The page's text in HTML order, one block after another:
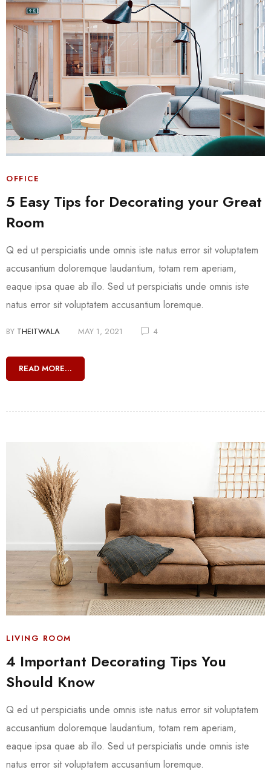
OFFICE
5 Easy Tips for Decorating your Great
Room
Q ed ut perspiciatis unde omnis iste natus error sit voluptatem
accusantium doloremque laudantium, totam rem aperiam,
eaque ipsa quae ab illo. Sed ut perspiciatis unde omnis iste
natus error sit voluptatem accusantium loremque.
BY THEITWALA MAY 1, 2021 4
READ MORE...
LIVING ROOM
4 Important Decorating Tips You
Should Know
Q ed ut perspiciatis unde omnis iste natus error sit voluptatem
accusantium doloremque laudantium, totam rem aperiam,
eaque ipsa quae ab illo. Sed ut perspiciatis unde omnis iste
natus error sit voluptatem accusantium loremque.